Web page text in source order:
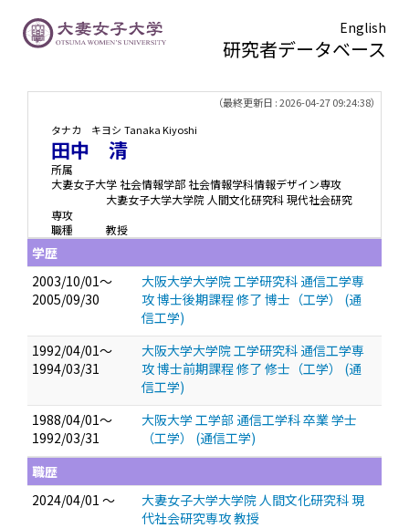
English
研究者データベース
（最終更新日 : 2026-04-27 09:24:38）
タナカ キヨシ Tanaka Kiyoshi
田中 清
所属
大妻女子大学 社会情報学部 社会情報学科情報デザイン専攻
大妻女子大学大学院 人間文化研究科 現代社会研究
専攻
職種
教授
学歴
2003/10/01～
2005/09/30
大阪大学大学院 工学研究科 通信工学専
攻 博士後期課程 修了 博士（工学） (通
信工学)
1992/04/01～
1994/03/31
大阪大学大学院 工学研究科 通信工学専
攻 博士前期課程 修了 修士（工学） (通
信工学)
1988/04/01～
1992/03/31
大阪大学 工学部 通信工学科 卒業 学士
（工学） (通信工学)
職歴
2024/04/01 ～
大妻女子大学大学院 人間文化研究科 現
代社会研究専攻 教授